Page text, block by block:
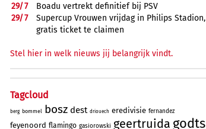
29/7
Boadu vertrekt definitief bij PSV
29/7
Supercup Vrouwen vrijdag in Philips Stadion,
gratis ticket te claimen
Stel hier in welk nieuws jij belangrijk vindt.
Tagcloud
berg bommel bosz dest driouech eredivisie fernandez
feyenoord flamingo gasiorowski geertruida godts